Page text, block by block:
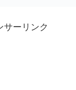
サーリンク